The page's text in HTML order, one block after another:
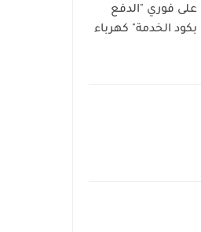
على فوري "الدفع
بكود الخدمة" كهرباء